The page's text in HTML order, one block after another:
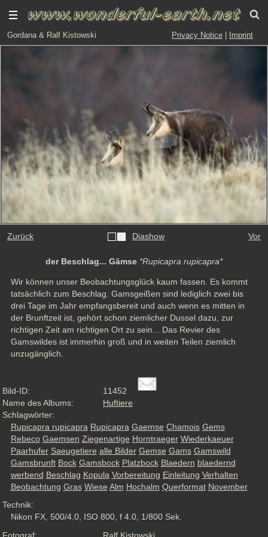
Gordana & Ralf Kistowski Privacy Notice Imprint
Zurück Diashow Vor
der Beschlag... Gämse *Rupicapra rupicapra*
Wir können unser Beobachtungsglück kaum fassen. Es kommt
tatsächlich zum Beschlag. Gamsgeißen sind lediglich zwei bis
drei Tage im Jahr empfangsbereit und auch wenn es mitten in
der Brunftzeit ist, gehört schon ziemlicher Dussel dazu, zur
richtigen Zeit am richtigen Ort zu sein... Das Revier des
Gamswildes ist immerhin groß und in weiten Teilen ziemlich
unzugänglich.
Bild-ID:
11452
Name des Albums:
Huftiere
Schlagwörter:
Rupicapra rupicapra Rupicapra Gaemse Chamois Gems
Rebeco Gaemsen Ziegenartige Horntraeger Wiederkaeuer
Paarhufer Saeugetiere alle Bilder Gemse Gams Gamswild
Gamsbrunft Bock Gamsbock Platzbock Blaedern blaedernd
werbend Beschlag Kopula Vorbereitung Einleitung Verhalten
Beobachtung Gras Wiese Alm Hochalm Querformat November
Technik:
Nikon FX, 500/4.0, ISO 800, f 4.0, 1/800 Sek.